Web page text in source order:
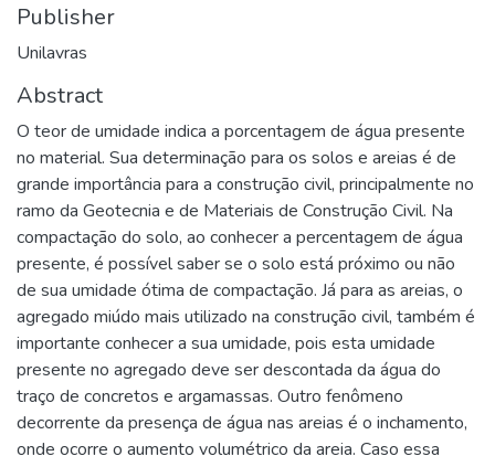
Publisher
Unilavras
Abstract
O teor de umidade indica a porcentagem de água presente
no material. Sua determinação para os solos e areias é de
grande importância para a construção civil, principalmente no
ramo da Geotecnia e de Materiais de Construção Civil. Na
compactação do solo, ao conhecer a percentagem de água
presente, é possível saber se o solo está próximo ou não
de sua umidade ótima de compactação. Já para as areias, o
agregado miúdo mais utilizado na construção civil, também é
importante conhecer a sua umidade, pois esta umidade
presente no agregado deve ser descontada da água do
traço de concretos e argamassas. Outro fenômeno
decorrente da presença de água nas areias é o inchamento,
onde ocorre o aumento volumétrico da areia. Caso essa